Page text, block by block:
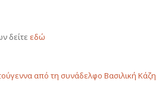
δείτε εδώ
από τη συνάδελφο Βασιλική Κάζη